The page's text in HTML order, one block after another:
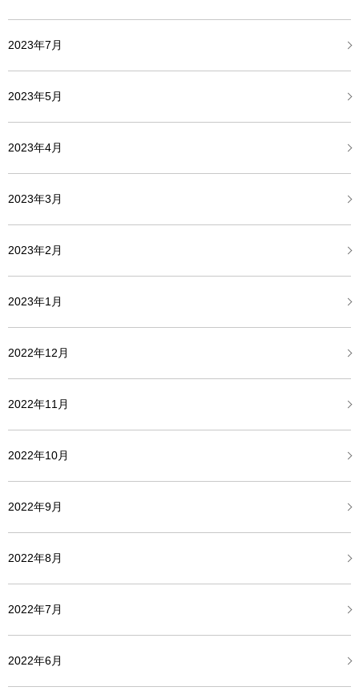
2023年7月
2023年5月
2023年4月
2023年3月
2023年2月
2023年1月
2022年12月
2022年11月
2022年10月
2022年9月
2022年8月
2022年7月
2022年6月